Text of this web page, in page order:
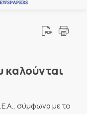
καλούνται
σύμφωνα με το